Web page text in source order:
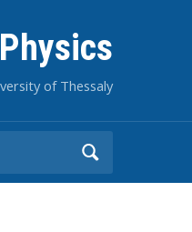
of Thessaly